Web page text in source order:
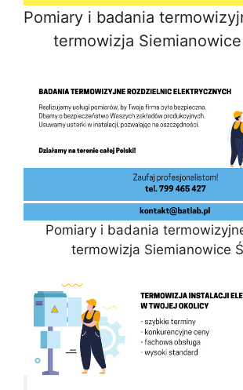
Pomiary i badania
termowizja
Pomiary i badania
termowizja Siemianowice